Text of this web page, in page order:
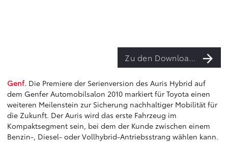
Zu den Downloads
Genf. Die Premiere der Serienversion des Auris Hybrid auf
dem Genfer Automobilsalon 2010 markiert für Toyota einen
weiteren Meilenstein zur Sicherung nachhaltiger Mobilität für
die Zukunft. Der Auris wird das erste Fahrzeug im
Kompaktsegment sein, bei dem der Kunde zwischen einem
Benzin-, Diesel- oder Vollhybrid-Antriebsstrang wählen kann.